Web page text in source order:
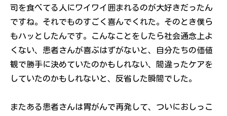
司を食べてる人にワイワイ囲まれるのが大好きだったん
ですね。それでものすごく喜んでくれた。そのとき僕ら
もハッとしたんです。こんなことをしたら社会通念上よ
くない、患者さんが喜ぶはずがないと、自分たちの価値
観で勝手に決めていたのかもしれない、間違ったケアを
していたのかもしれないと、反省した瞬間でした。
またある患者さんは胃がんで再発して、ついにおしっこ